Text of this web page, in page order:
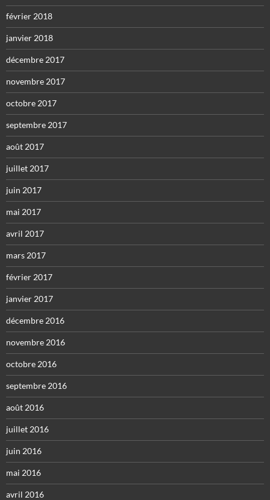
février 2018
janvier 2018
décembre 2017
novembre 2017
octobre 2017
septembre 2017
août 2017
juillet 2017
juin 2017
mai 2017
avril 2017
mars 2017
février 2017
janvier 2017
décembre 2016
novembre 2016
octobre 2016
septembre 2016
août 2016
juillet 2016
juin 2016
mai 2016
avril 2016